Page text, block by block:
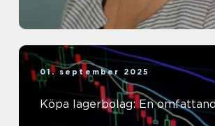
01. september 2025
Köpa lagerbolag: En